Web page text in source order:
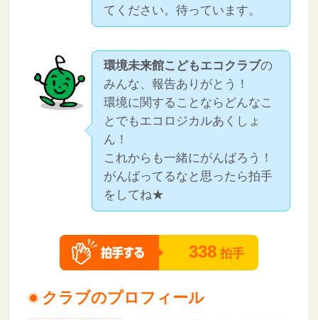
てください。待っています。
環境未来館こどもエコクラブの
みんな、報告ありがとう！
環境に関することならどんなこ
とでもエコロジカルあくしょ
ん！
これからも一緒にがんばろう！
がんばってるなと思ったら拍手
をしてね★
338 拍手
クラブのプロフィール